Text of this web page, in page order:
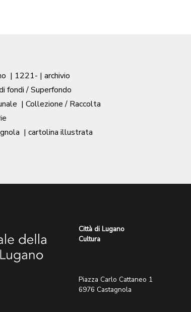
| 1221- | archivio
fondi / Superfondo
| Collezione / Raccolta
| cartolina illustrata
Città di Lugano
Cultura
Piazza Carlo Cattaneo 1
6976 Castagnola